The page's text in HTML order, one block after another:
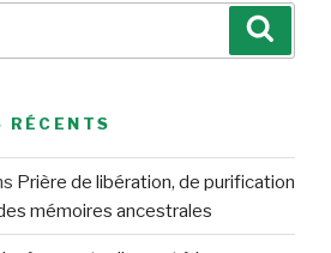
RÉCENTS
Prière de libération, de purification
mémoires ancestrales